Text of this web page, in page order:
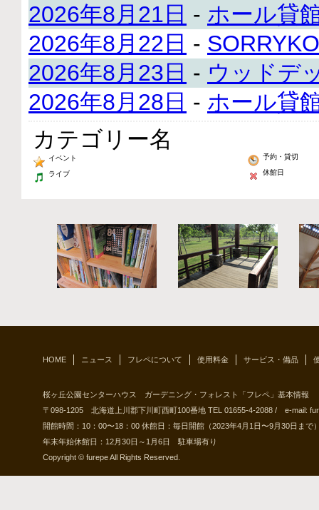
2026年8月21日 - ホール貸
2026年8月22日 -
2026年8月23日 - ウッドデ
2026年8月28日 - ホール貸
カテゴリー名
イベント
ライブ
予約・貸切
休館日
HOME ニュース フレペについて 使用料金 サービス・備品
桜ヶ丘公園センターハウス ガーデニング・フォレスト「フレペ」基本情報
〒098-1205 北海道上川郡下川町西町100番地 TEL 01655-4-2088 / e-mail:
開館時間：10：00〜18：00 休館日：毎日開館（2023年4月1日〜9月30日まで
年末年始休館日：12月30日～1月6日 駐車場有り
Copyright © furepe All Rights Reserved.